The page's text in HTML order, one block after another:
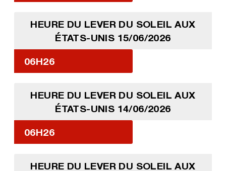
HEURE DU LEVER DU SOLEIL AUX
ÉTATS-UNIS 15/06/2026
06H26
HEURE DU LEVER DU SOLEIL AUX
ÉTATS-UNIS 14/06/2026
06H26
HEURE DU LEVER DU SOLEIL AUX